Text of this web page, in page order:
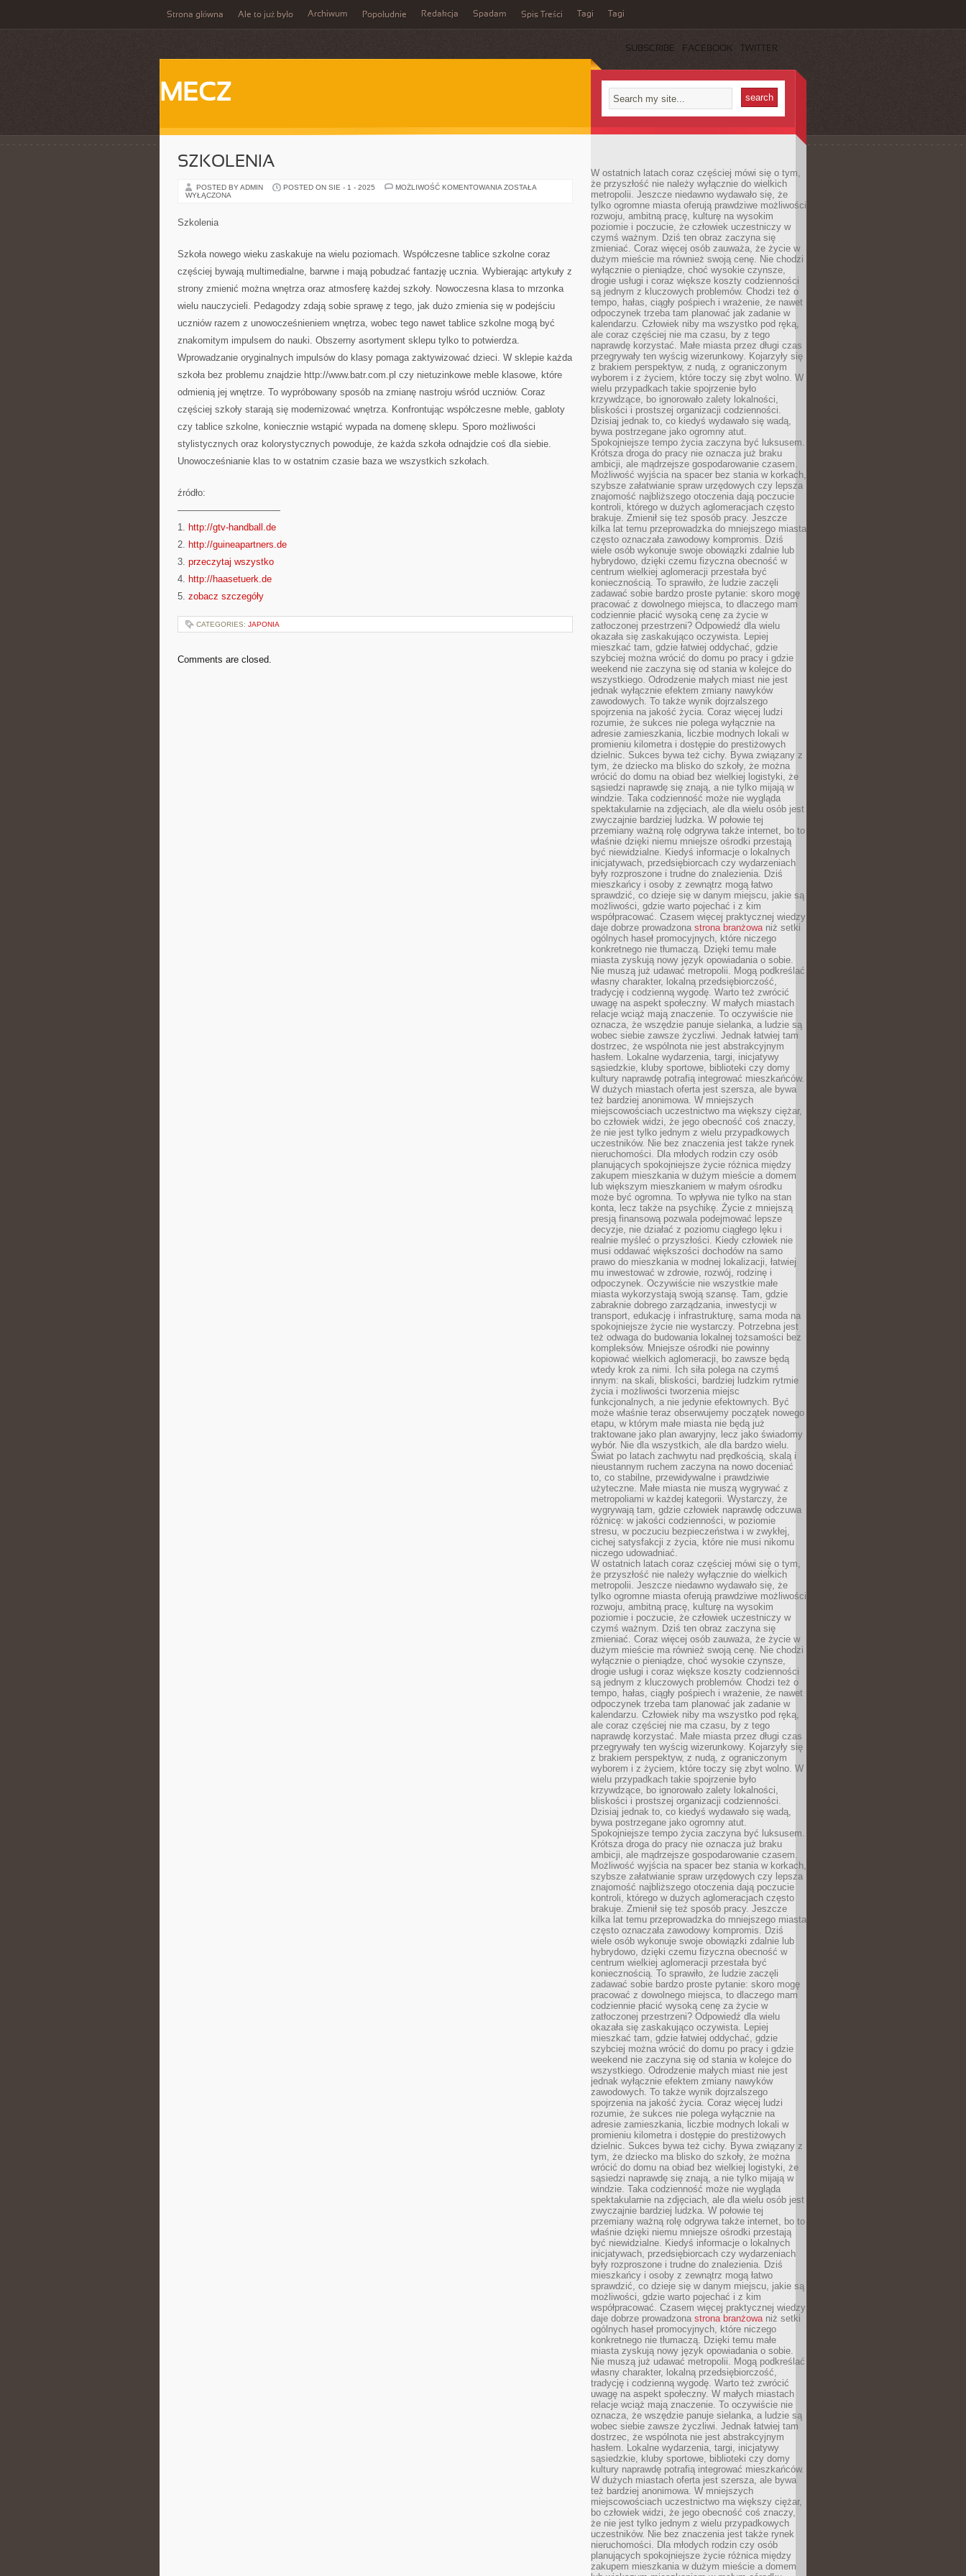
Strona główna Ale to już było Archiwum Popołudnie Redakcja Spadam Spis Treści Tagi Tagi
SUBSCRIBE FACEBOOK TWITTER
MECZ
SZKOLENIA
POSTED BY ADMIN POSTED ON SIE - 1 - 2025 MOŻLIWOŚĆ KOMENTOWANIA SZKOLENIA
ZOSTAŁA
WYŁĄCZONA
Szkolenia
Szkoła nowego wieku zaskakuje na wielu poziomach. Współczesne tablice szkolne coraz
częściej bywają multimedialne, barwne i mają pobudzać fantazję ucznia. Wybierając artykuły z
strony zmienić można wnętrza oraz atmosferę każdej szkoły. Nowoczesna klasa to mrzonka
wielu nauczycieli. Pedagodzy zdają sobie sprawę z tego, jak dużo zmienia się w podejściu
uczniów razem z unowocześnieniem wnętrza, wobec tego nawet tablice szkolne mogą być
znakomitym impulsem do nauki. Obszerny asortyment sklepu tylko to potwierdza.
Wprowadzanie oryginalnych impulsów do klasy pomaga zaktywizować dzieci. W sklepie każda
szkoła bez problemu znajdzie http://www.batr.com.pl czy nietuzinkowe meble klasowe, które
odmienią jej wnętrze. To wypróbowany sposób na zmianę nastroju wśród uczniów. Coraz
częściej szkoły starają się modernizować wnętrza. Konfrontując współczesne meble, gabloty
czy tablice szkolne, koniecznie wstąpić wypada na domenę sklepu. Sporo możliwości
stylistycznych oraz kolorystycznych powoduje, że każda szkoła odnajdzie coś dla siebie.
Unowocześnianie klas to w ostatnim czasie baza we wszystkich szkołach.
źródło:
———————————
1. http://gtv-handball.de
2. http://guineapartners.de
3. przeczytaj wszystko
4. http://haasetuerk.de
5. zobacz szczegóły
CATEGORIES: JAPONIA
Comments are closed.
W ostatnich latach coraz częściej mówi się o tym,
że przyszłość nie należy wyłącznie do wielkich
metropolii. Jeszcze niedawno wydawało się, że
tylko ogromne miasta oferują prawdziwe możliwości
rozwoju, ambitną pracę, kulturę na wysokim
poziomie i poczucie, że człowiek uczestniczy w
czymś ważnym. Dziś ten obraz zaczyna się
zmieniać. Coraz więcej osób zauważa, że życie w
dużym mieście ma również swoją cenę. Nie chodzi
wyłącznie o pieniądze, choć wysokie czynsze,
drogie usługi i coraz większe koszty codzienności
są jednym z kluczowych problemów. Chodzi też o
tempo, hałas, ciągły pośpiech i wrażenie, że nawet
odpoczynek trzeba tam planować jak zadanie w
kalendarzu. Człowiek niby ma wszystko pod ręką,
ale coraz częściej nie ma czasu, by z tego
naprawdę korzystać. Małe miasta przez długi czas
przegrywały ten wyścig wizerunkowy. Kojarzyły się
z brakiem perspektyw, z nudą, z ograniczonym
wyborem i z życiem, które toczy się zbyt wolno. W
wielu przypadkach takie spojrzenie było
krzywdzące, bo ignorowało zalety lokalności,
bliskości i prostszej organizacji codzienności.
Dzisiaj jednak to, co kiedyś wydawało się wadą,
bywa postrzegane jako ogromny atut.
Spokojniejsze tempo życia zaczyna być luksusem.
Krótsza droga do pracy nie oznacza już braku
ambicji, ale mądrzejsze gospodarowanie czasem.
Możliwość wyjścia na spacer bez stania w korkach,
szybsze załatwianie spraw urzędowych czy lepsza
znajomość najbliższego otoczenia dają poczucie
kontroli, którego w dużych aglomeracjach często
brakuje. Zmienił się też sposób pracy. Jeszcze
kilka lat temu przeprowadzka do mniejszego miasta
często oznaczała zawodowy kompromis. Dziś
wiele osób wykonuje swoje obowiązki zdalnie lub
hybrydowo, dzięki czemu fizyczna obecność w
centrum wielkiej aglomeracji przestała być
koniecznością. To sprawiło, że ludzie zaczęli
zadawać sobie bardzo proste pytanie: skoro mogę
pracować z dowolnego miejsca, to dlaczego mam
codziennie płacić wysoką cenę za życie w
zatłoczonej przestrzeni? Odpowiedź dla wielu
okazała się zaskakująco oczywista. Lepiej
mieszkać tam, gdzie łatwiej oddychać, gdzie
szybciej można wrócić do domu po pracy i gdzie
weekend nie zaczyna się od stania w kolejce do
wszystkiego. Odrodzenie małych miast nie jest
jednak wyłącznie efektem zmiany nawyków
zawodowych. To także wynik dojrzalszego
spojrzenia na jakość życia. Coraz więcej ludzi
rozumie, że sukces nie polega wyłącznie na
adresie zamieszkania, liczbie modnych lokali w
promieniu kilometra i dostępie do prestiżowych
dzielnic. Sukces bywa też cichy. Bywa związany z
tym, że dziecko ma blisko do szkoły, że można
wrócić do domu na obiad bez wielkiej logistyki, że
sąsiedzi naprawdę się znają, a nie tylko mijają w
windzie. Taka codzienność może nie wygląda
spektakularnie na zdjęciach, ale dla wielu osób jest
zwyczajnie bardziej ludzka. W połowie tej
przemiany ważną rolę odgrywa także internet, bo to
właśnie dzięki niemu mniejsze ośrodki przestają
być niewidzialne. Kiedyś informacje o lokalnych
inicjatywach, przedsiębiorcach czy wydarzeniach
były rozproszone i trudne do znalezienia. Dziś
mieszkańcy i osoby z zewnątrz mogą łatwo
sprawdzić, co dzieje się w danym miejscu, jakie są
możliwości, gdzie warto pojechać i z kim
współpracować. Czasem więcej praktycznej wiedzy
daje dobrze prowadzona strona branżowaniż setki
ogólnych haseł promocyjnych, które niczego
konkretnego nie tłumaczą. Dzięki temu małe
miasta zyskują nowy język opowiadania o sobie.
Nie muszą już udawać metropolii. Mogą podkreślać
własny charakter, lokalną przedsiębiorczość,
tradycję i codzienną wygodę. Warto też zwrócić
uwagę na aspekt społeczny. W małych miastach
relacje wciąż mają znaczenie. To oczywiście nie
oznacza, że wszędzie panuje sielanka, a ludzie są
wobec siebie zawsze życzliwi. Jednak łatwiej tam
dostrzec, że wspólnota nie jest abstrakcyjnym
hasłem. Lokalne wydarzenia, targi, inicjatywy
sąsiedzkie, kluby sportowe, biblioteki czy domy
kultury naprawdę potrafią integrować mieszkańców.
W dużych miastach oferta jest szersza, ale bywa
też bardziej anonimowa. W mniejszych
miejscowościach uczestnictwo ma większy ciężar,
bo człowiek widzi, że jego obecność coś znaczy,
że nie jest tylko jednym z wielu przypadkowych
uczestników. Nie bez znaczenia jest także rynek
nieruchomości. Dla młodych rodzin czy osób
planujących spokojniejsze życie różnica między
zakupem mieszkania w dużym mieście a domem
lub większym mieszkaniem w małym ośrodku
może być ogromna. To wpływa nie tylko na stan
konta, lecz także na psychikę. Życie z mniejszą
presją finansową pozwala podejmować lepsze
decyzje, nie działać z poziomu ciągłego lęku i
realnie myśleć o przyszłości. Kiedy człowiek nie
musi oddawać większości dochodów na samo
prawo do mieszkania w modnej lokalizacji, łatwiej
mu inwestować w zdrowie, rozwój, rodzinę i
odpoczynek. Oczywiście nie wszystkie małe
miasta wykorzystają swoją szansę. Tam, gdzie
zabraknie dobrego zarządzania, inwestycji w
transport, edukację i infrastrukturę, sama moda na
spokojniejsze życie nie wystarczy. Potrzebna jest
też odwaga do budowania lokalnej tożsamości bez
kompleksów. Mniejsze ośrodki nie powinny
kopiować wielkich aglomeracji, bo zawsze będą
wtedy krok za nimi. Ich siła polega na czymś
innym: na skali, bliskości, bardziej ludzkim rytmie
życia i możliwości tworzenia miejsc
funkcjonalnych, a nie jedynie efektownych. Być
może właśnie teraz obserwujemy początek nowego
etapu, w którym małe miasta nie będą już
traktowane jako plan awaryjny, lecz jako świadomy
wybór. Nie dla wszystkich, ale dla bardzo wielu.
Świat po latach zachwytu nad prędkością, skalą i
nieustannym ruchem zaczyna na nowo doceniać
to, co stabilne, przewidywalne i prawdziwie
użyteczne. Małe miasta nie muszą wygrywać z
metropoliami w każdej kategorii. Wystarczy, że
wygrywają tam, gdzie człowiek naprawdę odczuwa
różnicę: w jakości codzienności, w poziomie
stresu, w poczuciu bezpieczeństwa i w zwykłej,
cichej satysfakcji z życia, które nie musi nikomu
niczego udowadniać.
W ostatnich latach coraz częściej mówi się o tym,
że przyszłość nie należy wyłącznie do wielkich
metropolii. Jeszcze niedawno wydawało się, że
tylko ogromne miasta oferują prawdziwe możliwości
rozwoju, ambitną pracę, kulturę na wysokim
poziomie i poczucie, że człowiek uczestniczy w
czymś ważnym. Dziś ten obraz zaczyna się
zmieniać. Coraz więcej osób zauważa, że życie w
dużym mieście ma również swoją cenę. Nie chodzi
wyłącznie o pieniądze, choć wysokie czynsze,
drogie usługi i coraz większe koszty codzienności
są jednym z kluczowych problemów. Chodzi też o
tempo, hałas, ciągły pośpiech i wrażenie, że nawet
odpoczynek trzeba tam planować jak zadanie w
kalendarzu. Człowiek niby ma wszystko pod ręką,
ale coraz częściej nie ma czasu, by z tego
naprawdę korzystać. Małe miasta przez długi czas
przegrywały ten wyścig wizerunkowy. Kojarzyły się
z brakiem perspektyw, z nudą, z ograniczonym
wyborem i z życiem, które toczy się zbyt wolno. W
wielu przypadkach takie spojrzenie było
krzywdzące, bo ignorowało zalety lokalności,
bliskości i prostszej organizacji codzienności.
Dzisiaj jednak to, co kiedyś wydawało się wadą,
bywa postrzegane jako ogromny atut.
Spokojniejsze tempo życia zaczyna być luksusem.
Krótsza droga do pracy nie oznacza już braku
ambicji, ale mądrzejsze gospodarowanie czasem.
Możliwość wyjścia na spacer bez stania w korkach,
szybsze załatwianie spraw urzędowych czy lepsza
znajomość najbliższego otoczenia dają poczucie
kontroli, którego w dużych aglomeracjach często
brakuje. Zmienił się też sposób pracy. Jeszcze
kilka lat temu przeprowadzka do mniejszego miasta
często oznaczała zawodowy kompromis. Dziś
wiele osób wykonuje swoje obowiązki zdalnie lub
hybrydowo, dzięki czemu fizyczna obecność w
centrum wielkiej aglomeracji przestała być
koniecznością. To sprawiło, że ludzie zaczęli
zadawać sobie bardzo proste pytanie: skoro mogę
pracować z dowolnego miejsca, to dlaczego mam
codziennie płacić wysoką cenę za życie w
zatłoczonej przestrzeni? Odpowiedź dla wielu
okazała się zaskakująco oczywista. Lepiej
mieszkać tam, gdzie łatwiej oddychać, gdzie
szybciej można wrócić do domu po pracy i gdzie
weekend nie zaczyna się od stania w kolejce do
wszystkiego. Odrodzenie małych miast nie jest
jednak wyłącznie efektem zmiany nawyków
zawodowych. To także wynik dojrzalszego
spojrzenia na jakość życia. Coraz więcej ludzi
rozumie, że sukces nie polega wyłącznie na
adresie zamieszkania, liczbie modnych lokali w
promieniu kilometra i dostępie do prestiżowych
dzielnic. Sukces bywa też cichy. Bywa związany z
tym, że dziecko ma blisko do szkoły, że można
wrócić do domu na obiad bez wielkiej logistyki, że
sąsiedzi naprawdę się znają, a nie tylko mijają w
windzie. Taka codzienność może nie wygląda
spektakularnie na zdjęciach, ale dla wielu osób jest
zwyczajnie bardziej ludzka. W połowie tej
przemiany ważną rolę odgrywa także internet, bo to
właśnie dzięki niemu mniejsze ośrodki przestają
być niewidzialne. Kiedyś informacje o lokalnych
inicjatywach, przedsiębiorcach czy wydarzeniach
były rozproszone i trudne do znalezienia. Dziś
mieszkańcy i osoby z zewnątrz mogą łatwo
sprawdzić, co dzieje się w danym miejscu, jakie są
możliwości, gdzie warto pojechać i z kim
współpracować. Czasem więcej praktycznej wiedzy
daje dobrze prowadzona strona branżowaniż setki
ogólnych haseł promocyjnych, które niczego
konkretnego nie tłumaczą. Dzięki temu małe
miasta zyskują nowy język opowiadania o sobie.
Nie muszą już udawać metropolii. Mogą podkreślać
własny charakter, lokalną przedsiębiorczość,
tradycję i codzienną wygodę. Warto też zwrócić
uwagę na aspekt społeczny. W małych miastach
relacje wciąż mają znaczenie. To oczywiście nie
oznacza, że wszędzie panuje sielanka, a ludzie są
wobec siebie zawsze życzliwi. Jednak łatwiej tam
dostrzec, że wspólnota nie jest abstrakcyjnym
hasłem. Lokalne wydarzenia, targi, inicjatywy
sąsiedzkie, kluby sportowe, biblioteki czy domy
kultury naprawdę potrafią integrować mieszkańców.
W dużych miastach oferta jest szersza, ale bywa
też bardziej anonimowa. W mniejszych
miejscowościach uczestnictwo ma większy ciężar,
bo człowiek widzi, że jego obecność coś znaczy,
że nie jest tylko jednym z wielu przypadkowych
uczestników. Nie bez znaczenia jest także rynek
nieruchomości. Dla młodych rodzin czy osób
planujących spokojniejsze życie różnica między
zakupem mieszkania w dużym mieście a domem